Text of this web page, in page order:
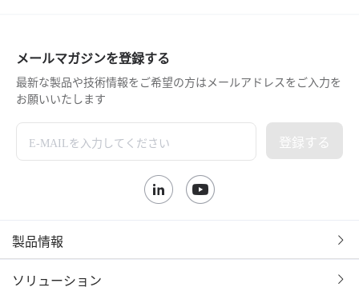
メールマガジンを登録する
最新な製品や技術情報をご希望の方はメールアドレスをご入力を
お願いいたします
登録する
製品情報
ソリューション